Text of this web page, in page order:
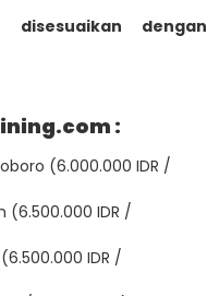
dengan
:
(6.000.000 IDR /
(6.500.000 IDR /
IDR /